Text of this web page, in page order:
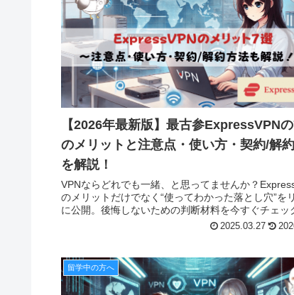
【2026年最新版】最古参ExpressVPN
のメリットと注意点・使い方・契約/解
を解説！
VPNならどれでも一緒、と思ってませんか？
のメリットだけでなく“使ってわかった落とし穴”を
に公開。後悔しないための判断材料を今すぐチェッ
2025.03.27
留学中の方へ